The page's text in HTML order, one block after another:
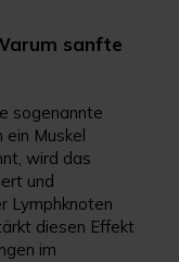
sanfte
sogenannte
ein Muskel
wird das
und
Lymphknoten
diesen Effekt
im